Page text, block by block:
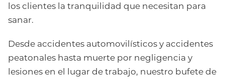
los clientes la tranquilidad que necesitan para
sanar.
Desde accidentes automovilísticos y accidentes
peatonales hasta muerte por negligencia y
lesiones en el lugar de trabajo, nuestro bufete de